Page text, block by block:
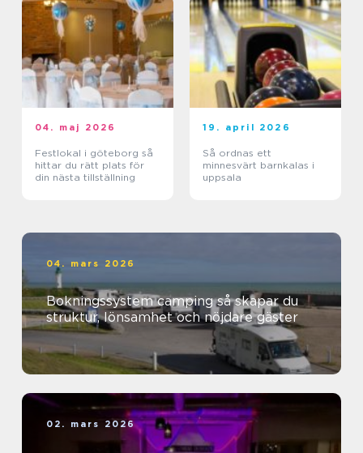
04. maj 2026
Festlokal i göteborg så
hittar du rätt plats för
din nästa tillställning
19. april 2026
Så ordnas ett
minnesvärt barnkalas i
uppsala
04. mars 2026
Bokningssystem camping så skapar du
struktur, lönsamhet och nöjdare gäster
02. mars 2026